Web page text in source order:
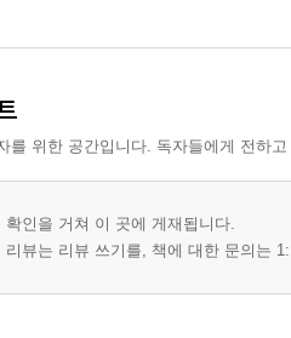
를 위한 공간입니다. 독자들에게 전하
확인을 거쳐 이 곳에 게재됩니다.
리뷰는 리뷰 쓰기를, 책에 대한 문의는